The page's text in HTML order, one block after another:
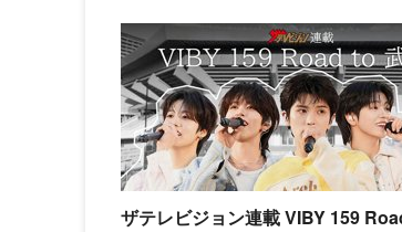
ザテレビジョン連載 VIBY 159